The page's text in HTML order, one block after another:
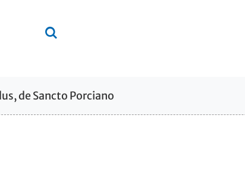
de Sancto Porciano